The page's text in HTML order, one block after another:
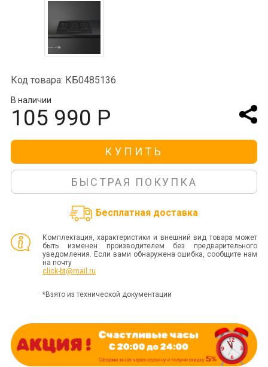
Код товара: КБ0485136
В наличии
105 990 Р
КУПИТЬ
БЫСТРАЯ ПОКУПКА
Бесплатная доставка
Комплектация, характеристики и внешний вид товара может
быть изменен производителем без предварительного
уведомления. Если вами обнаружена ошибка, сообщите нам
на почту
click-bt@mail.ru
*Взято из технической документации